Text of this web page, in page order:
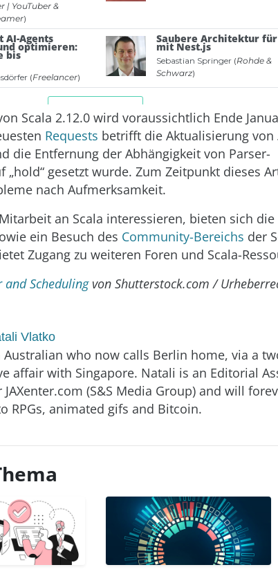
Scala 2.12.0 wird voraussichtlich Ende
Requests betrifft die Aktualisierung von
die Entfernung der Abhängigkeit von Parser-
„hold“ gesetzt wurde. Zum Zeitpunkt dieses
nach Aufmerksamkeit.
an Scala interessieren, bieten sich
ein Besuch des Community-Bereichs der
Zugang zu weiteren Foren und Scala-
and Schedulingvon Shutterstock.com /
Vlatko
Australian who now calls Berlin home, via a
affair with Singapore. Natali is an Editorial
JAXenter.com (S&S Media Group) and will
RPGs, animated gifs and Bitcoin.